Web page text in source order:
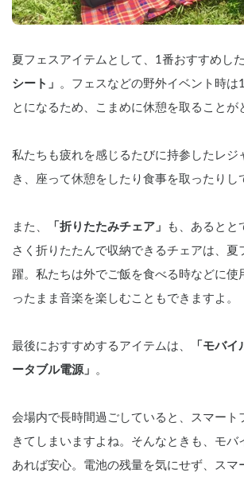
夏フェスアイテムとして、1番おすすめし
シート」
。フェスなどの野外イベント時は
とになるため、こまめに休憩を取ることが
私たちも疲れを感じるたびに持参したレジ
き、座って休憩をしたり食事を取ったりし
また、 「折りたたみチェア」
も、あるとと
さく折りたたんで収納できるチェアは、夏
躍。私たちは外でご飯を食べる時などに使
ったまま音楽を楽しむこともできますよ。
最後におすすめするアイテムは、
「モバ
ータブル電源」
。
会場内で長時間過ごしていると、スマート
きてしまいますよね。そんなときも、モバ
あれば安心。電池の残量を気にせず、スマ